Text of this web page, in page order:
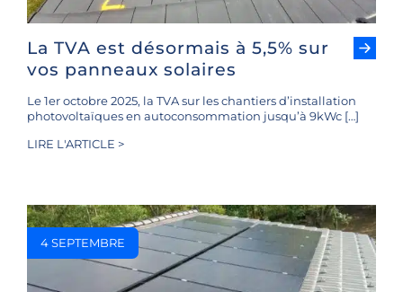
La TVA est désormais à 5,5% sur
vos panneaux solaires
Le 1er octobre 2025, la TVA sur les chantiers d’installation
photovoltaïques en autoconsommation jusqu’à 9kWc […]
LIRE L'ARTICLE >
4 SEPTEMBRE